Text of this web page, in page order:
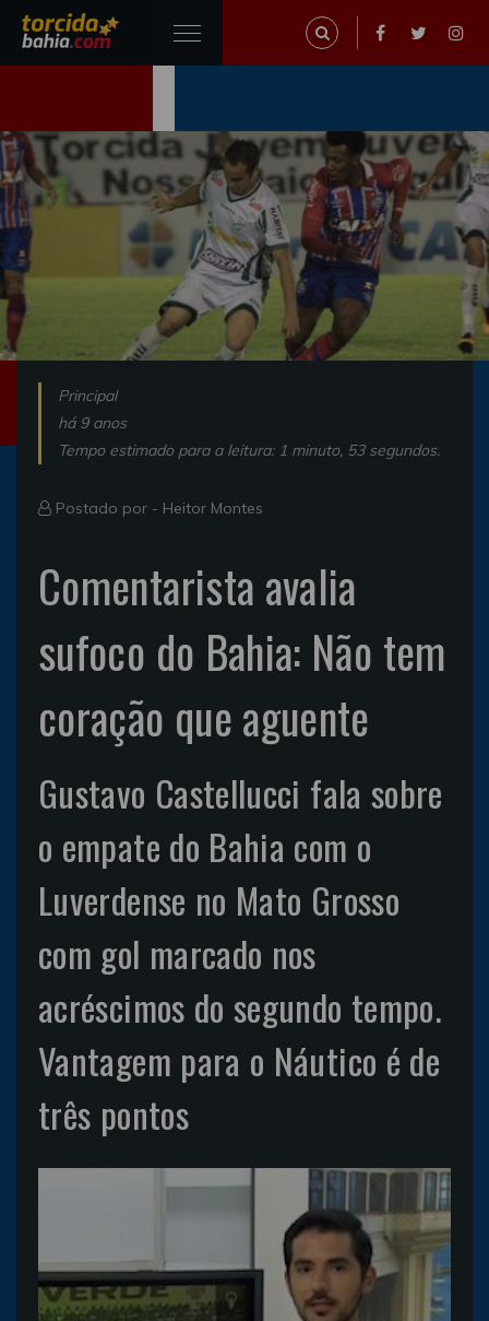
Principal
há 9 anos
Tempo estimado para a leitura: 1 minuto, 53 segundos.
Postado por - Heitor Montes
Comentarista avalia
sufoco do Bahia: Não tem
coração que aguente
Gustavo Castellucci fala sobre
o empate do Bahia com o
Luverdense no Mato Grosso
com gol marcado nos
acréscimos do segundo tempo.
Vantagem para o Náutico é de
três pontos